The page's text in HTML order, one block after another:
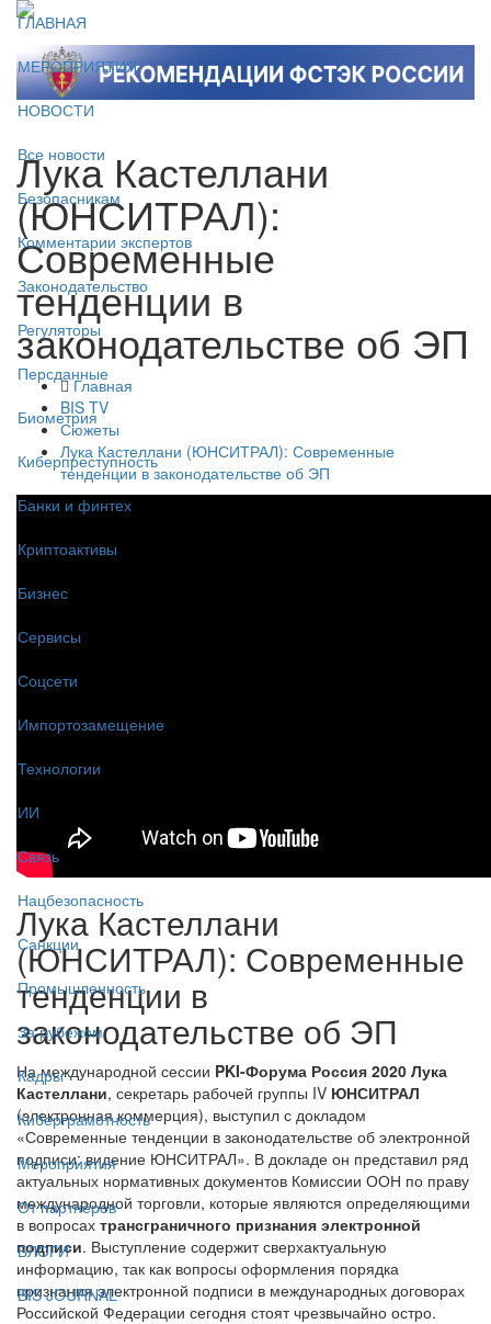
ГЛАВНАЯ
МЕРОПРИЯТИЯ
НОВОСТИ
Все новости
Безопасникам
Комментарии экспертов
Законодательство
Регуляторы
Персданные
Биометрия
Киберпреступность
Банки и финтех
Криптоактивы
Бизнес
Сервисы
Соцсети
Импортозамещение
Технологии
ИИ
Связь
Нацбезопасность
Санкции
Промышленность
За рубежом
Кадры
Киберграмотность
Мероприятия
От партнёров
БЛОГИ
BIS JOURNAL
Лука Кастеллани
(ЮНСИТРАЛ):
Современные
тенденции в
законодательстве об ЭП
Главная
BIS TV
Сюжеты
Лука Кастеллани (ЮНСИТРАЛ): Современные
тенденции в законодательстве об ЭП
Лука Кастеллани
(ЮНСИТРАЛ): Современные
тенденции в
законодательстве об ЭП
На международной сессии PKI-Форума Россия 2020 Лука
Кастеллани, секретарь рабочей группы IV ЮНСИТРАЛ
(электронная коммерция), выступил с докладом
«Современные тенденции в законодательстве об электронной
подписи: видение ЮНСИТРАЛ». В докладе он представил ряд
актуальных нормативных документов Комиссии ООН по праву
международной торговли, которые являются определяющими
в вопросах трансграничного признания электронной
подписи. Выступление содержит сверхактуальную
информацию, так как вопросы оформления порядка
признания электронной подписи в международных договорах
Российской Федерации сегодня стоят чрезвычайно остро.